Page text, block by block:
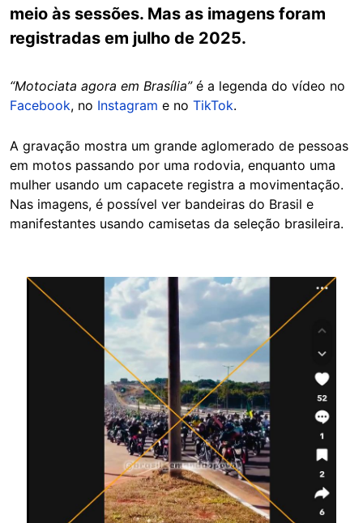
meio às sessões. Mas as imagens foram
registradas em julho de 2025.
“Motociata agora em Brasília”é a legenda do vídeo no
Facebook, no Instagram e no TikTok.
A gravação mostra um grande aglomerado de pessoas
em motos passando por uma rodovia, enquanto uma
mulher usando um capacete registra a movimentação.
Nas imagens, é possível ver bandeiras do Brasil e
manifestantes usando camisetas da seleção brasileira.
Image